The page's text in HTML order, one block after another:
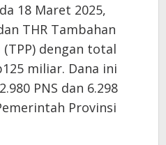
18 Maret 2025,
THR Tambahan
(TPP) dengan total
miliar. Dana ini
PNS dan 6.298
Provinsi